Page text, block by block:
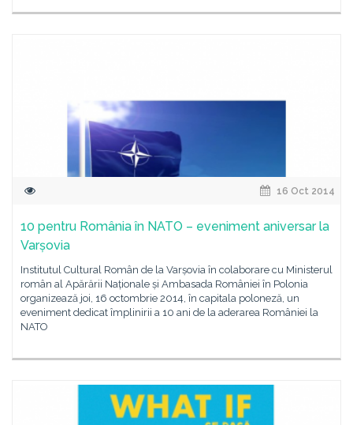
16 Oct 2014
10 pentru România în NATO – eveniment aniversar la
Varșovia
Institutul Cultural Român de la Varșovia în colaborare cu Ministerul
român al Apărării Naționale și Ambasada României în Polonia
organizează joi, 16 octombrie 2014, în capitala poloneză, un
eveniment dedicat împlinirii a 10 ani de la aderarea României la
NATO